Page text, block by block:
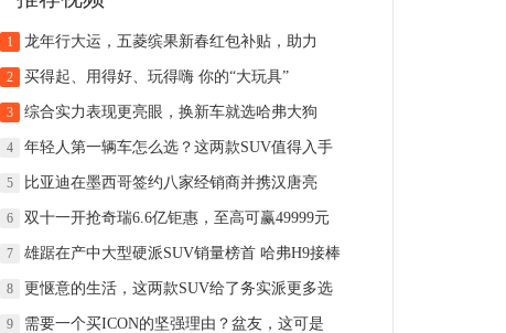
1 龙年行大运，五菱缤果新春红包补贴，助力
2 买得起、用得好、玩得嗨 你的“大玩具”
3 综合实力表现更亮眼，换新车就选哈弗大狗
4 年轻人第一辆车怎么选？这两款SUV值得入手
5 比亚迪在墨西哥签约八家经销商并携汉唐亮
6 双十一开抢奇瑞6.6亿钜惠，至高可赢49999元
7 雄踞在产中大型硬派SUV销量榜首 哈弗H9接棒
8 更惬意的生活，这两款SUV给了务实派更多选
9 需要一个买ICON的坚强理由？盆友，这可是